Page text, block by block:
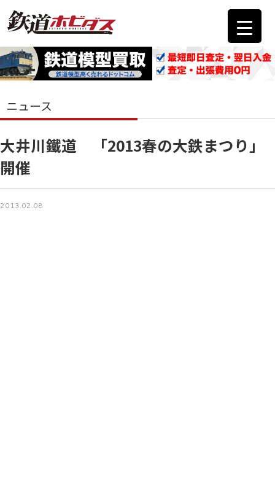
ニュース
大井川鐵道 「2013春の大鉄まつり」
開催
2013.02.08